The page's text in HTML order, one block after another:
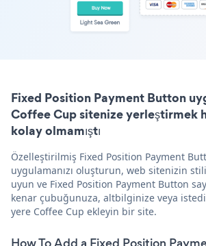
Fixed Position Payment Button
Coffee Cup sitenize yerleştirmek
kolay olmamıştı
Özelleştirilmiş Fixed Position Payment
uygulamanızı oluşturun, web sitenizin
uyun ve Fixed Position Payment Button
kenar çubuğunuza, altbilginize veya
yere Coffee Cup ekleyin bir site.